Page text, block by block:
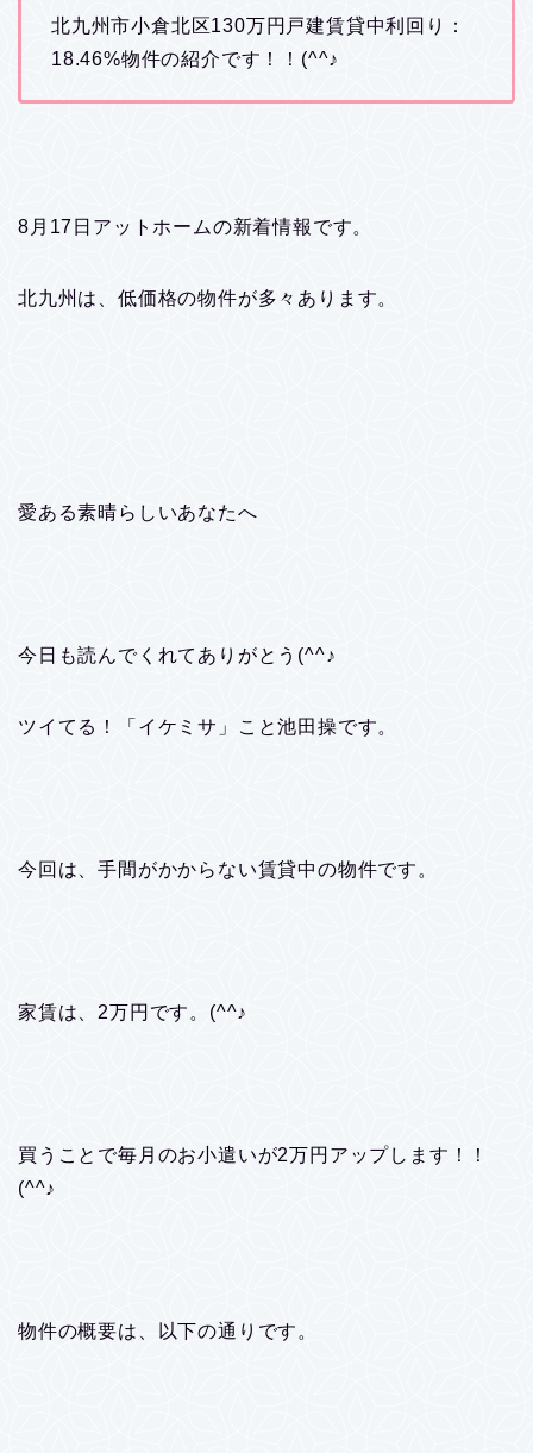
北九州市小倉北区130万円戸建賃貸中利回り：
18.46%物件の紹介です！！(^^♪
8月17日アットホームの新着情報です。
北九州は、低価格の物件が多々あります。
愛ある素晴らしいあなたへ
今日も読んでくれてありがとう(^^♪
ツイてる！「イケミサ」こと池田操です。
今回は、手間がかからない賃貸中の物件です。
家賃は、2万円です。(^^♪
買うことで毎月のお小遣いが2万円アップします！！
(^^♪
物件の概要は、以下の通りです。